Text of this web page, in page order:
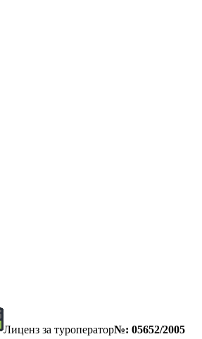
Лиценз за туроператор№: 05652/2005